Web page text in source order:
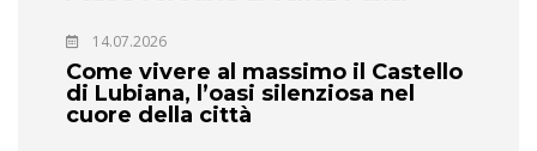
14.07.2026
Come vivere al massimo il Castello
di Lubiana, l’oasi silenziosa nel
cuore della città